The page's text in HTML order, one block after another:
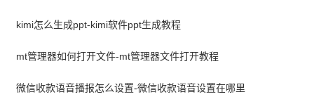
kimi怎么生成ppt-kimi软件ppt生成教程
mt管理器如何打开文件-mt管理器文件打开教程
微信收款语音播报怎么设置-微信收款语音设置在哪里